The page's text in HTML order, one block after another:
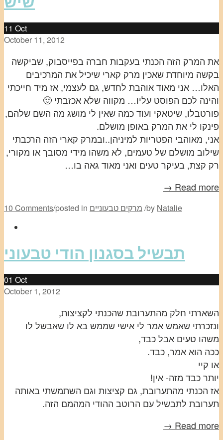
11 Oct
October 11, 2012
את המרק הזה הכנתי בעקבות חברה בפייסבוק, שביקשה
בקשה מיוחדת שאכין מרק קארי שיכיל את המרכיבים
האלו… אני מאוד אוהבת לחדש, גם לעצמי, אז מיד חייכתי
והינה לכם הפוסט עליו… מקווה שלא אכזבתי 🙂
פורטבלו, שיטאקי ועוד כמה שאין לי מושג מה השם שלהם,
פינקו לי את המרק באופן מושלם.
אני, מאוהבי הפטריות למיניהן..ובמרק קארי הזה הרכבתי
שילוב מושלם של טעמים, לא משהו מידי מסובך או מקורי,
רק קצת, בעיקר טעים ואני מאוד גאה בו…
Read more →
10 Comments/posted in מרקים טבעוניים /by Natalie
תבשיל בסגנון הודי טבעוני
01 Oct
October 1, 2012
השארתי חלק מהתערובת שהכנתי לקציצות,
ונזכרתי שאמש אמר לי אישי שממש בא לו שאבשל לו
משהו טעים אבל כבד,
ככה הוא אמר, כבד.
או קיי
יותר כבד מזה- אין!
אז הכנתי מהתערובת, גם קציצות וגם השתמשתי באותה
תערובת לתבשיל עם הרוטב ההודי המהמם הזה.
Read more →